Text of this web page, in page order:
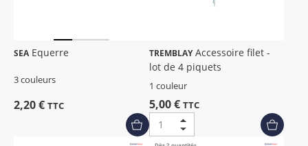
SEA Equerre
3 couleurs
2,20 € TTC
TREMBLAYAccessoire filet -
lot de 4 piquets
1 couleur
5,00 € TTC